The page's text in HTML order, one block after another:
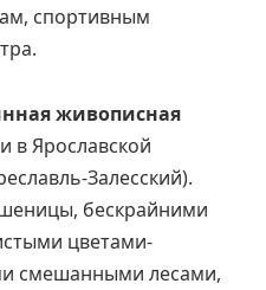
спортивным
живописная
в Ярославской
Залесский).
бескрайними
цветами-
смешанными лесами,